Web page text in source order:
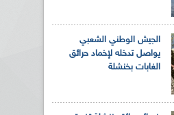
الجيش الوطني الشعبي
يواصل تدخله لإخماد حرائق
الغابات بخنشلة